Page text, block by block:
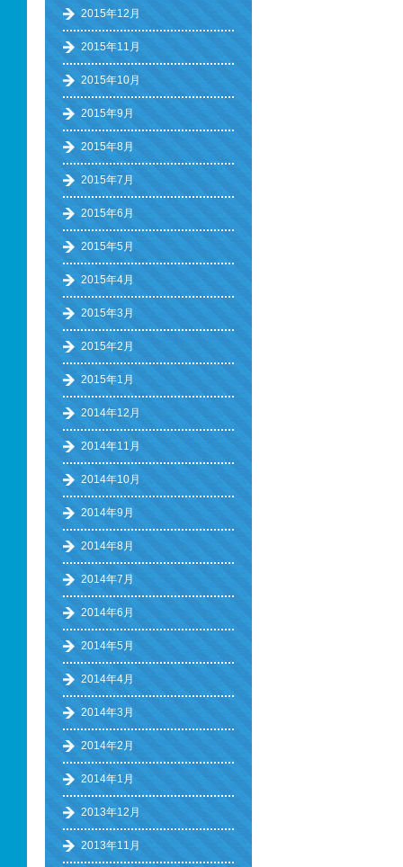
2015年12月
2015年11月
2015年10月
2015年9月
2015年8月
2015年7月
2015年6月
2015年5月
2015年4月
2015年3月
2015年2月
2015年1月
2014年12月
2014年11月
2014年10月
2014年9月
2014年8月
2014年7月
2014年6月
2014年5月
2014年4月
2014年3月
2014年2月
2014年1月
2013年12月
2013年11月